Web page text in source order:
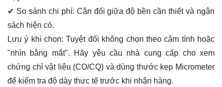
✔ So sánh chi phí: Cân đối giữa độ bền cần thiết và ngân
sách hiện có.
Lưu ý khi chọn: Tuyệt đối không chọn theo cảm tính hoặc
"nhìn bằng mắt". Hãy yêu cầu nhà cung cấp cho xem
chứng chỉ vật liệu (CO/CQ) và dùng thước kẹp Micrometer
để kiểm tra độ dày thực tế trước khi nhận hàng.